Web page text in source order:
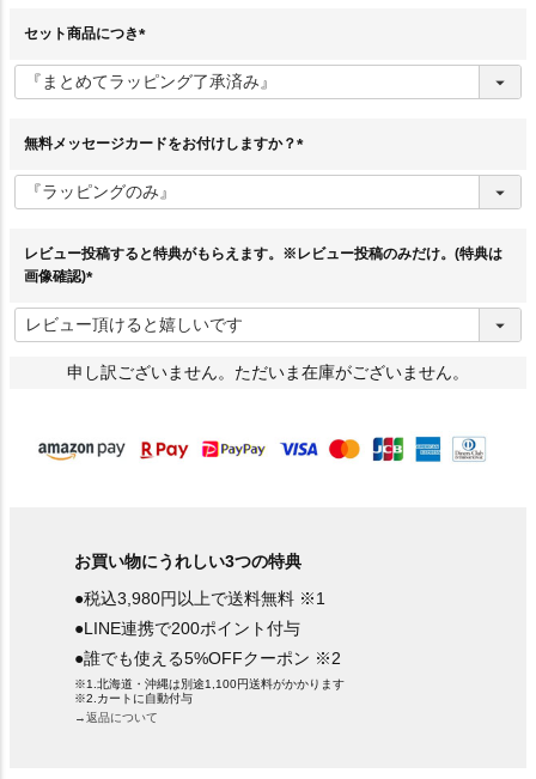
セット商品につき
必
須
無料メッセージカードをお付けしますか？
須
レビュー投稿すると特典がもらえます。※レビュー投稿のみだけ。(特典は
画像確認)
必
須
)
申し訳ございません。ただいま在庫がございません。
お買い物にうれしい3つの特典
●税込3,980円以上で送料無料 ※1
●LINE連携で200ポイント付与
●誰でも使える5%OFFクーポン ※2
※1.北海道・沖縄は別途1,100円送料がかかります
※2.カートに自動付与
→返品について